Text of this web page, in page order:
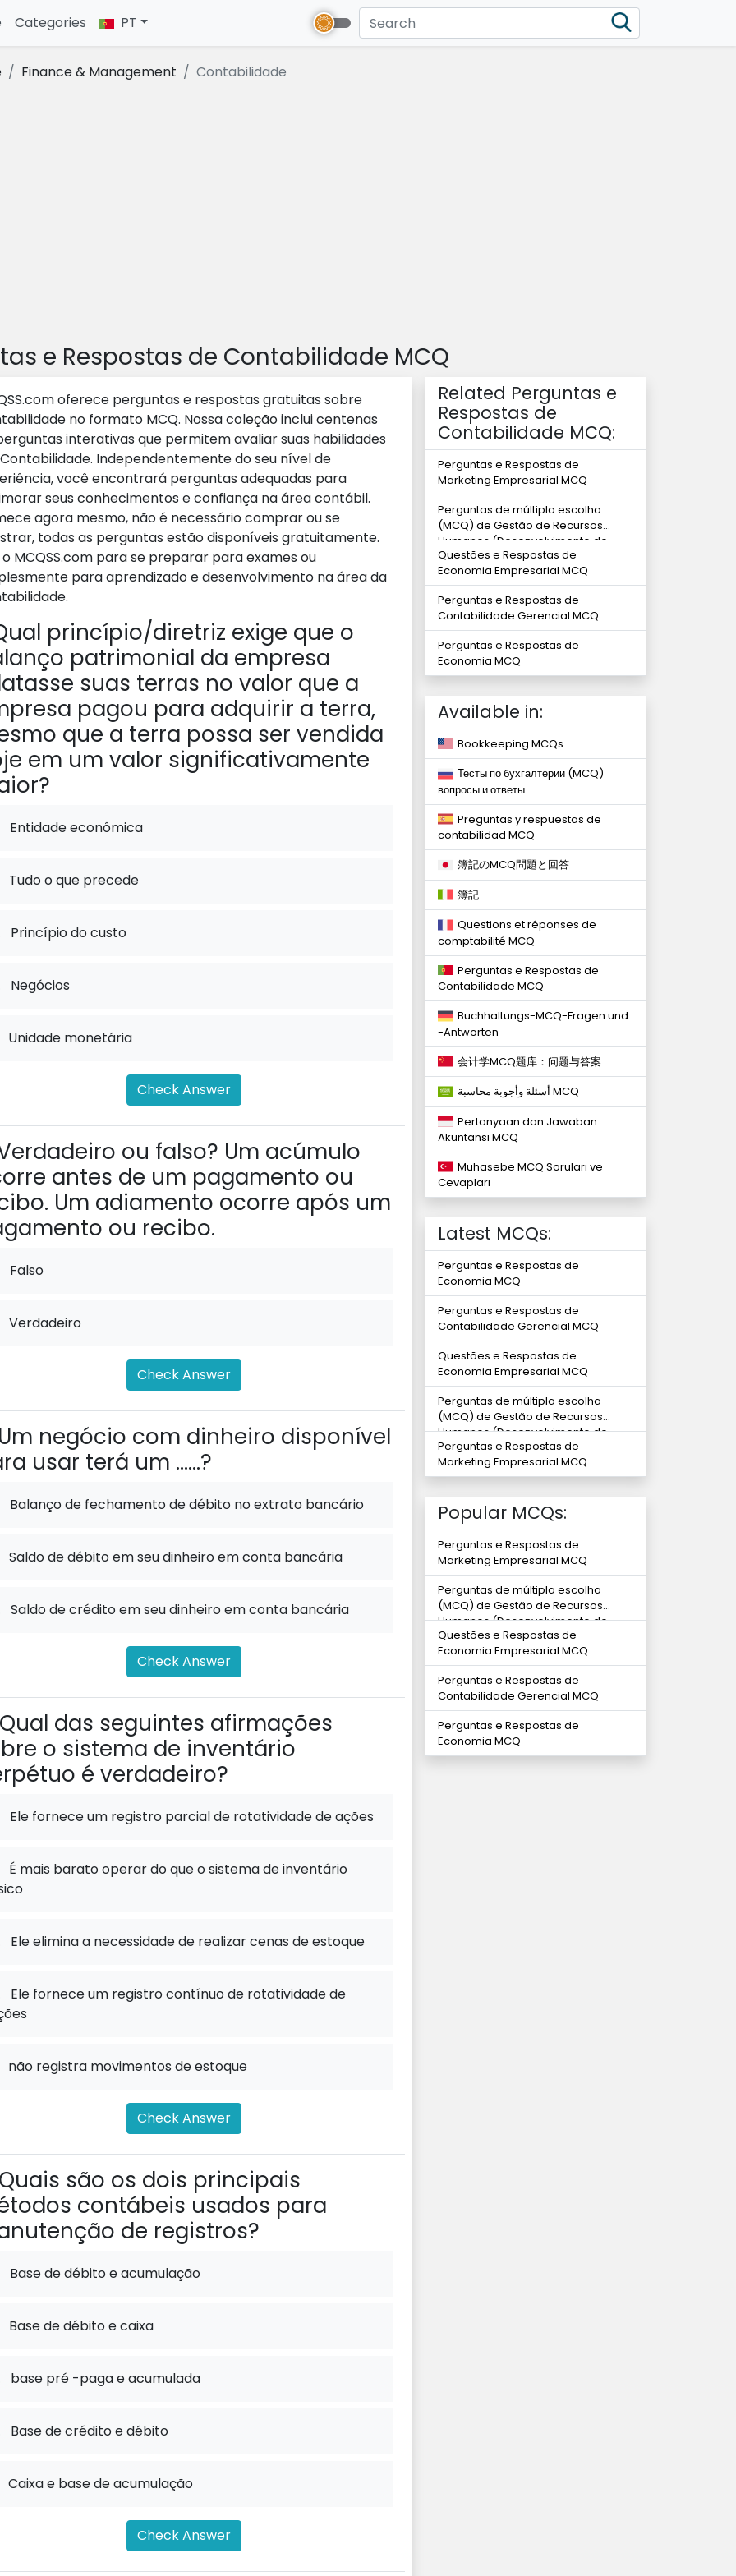
(current)
Categories PT
Finance & Management Contabilidade
e Respostas de Contabilidade MCQ
oferece perguntas e respostas gratuitas sobre
no formato MCQ. Nossa coleção inclui centenas
interativas que permitem avaliar suas habilidades
Independentemente do seu nível de
você encontrará perguntas adequadas para
seus conhecimentos e confiança na área contábil.
agora mesmo, não é necessário comprar ou se
todas as perguntas estão disponíveis gratuitamente.
o MCQSS.com para se preparar para exames ou
para aprendizado e desenvolvimento na área da
princípio/diretriz exige que o
patrimonial da empresa
suas terras no valor que a
pagou para adquirir a terra,
que a terra possa ser vendida
em um valor significativamente
Entidade econômica
Tudo o que precede
Princípio do custo
Negócios
Unidade monetária
Check Answer
ou falso? Um acúmulo
antes de um pagamento ou
Um adiamento ocorre após um
ou recibo.
Falso
Verdadeiro
Check Answer
Um negócio com dinheiro disponível
usar terá um ......?
Balanço de fechamento de débito no extrato bancário
Saldo de débito em seu dinheiro em conta bancária
Saldo de crédito em seu dinheiro em conta bancária
Check Answer
Qual das seguintes afirmações
o sistema de inventário
é verdadeiro?
Ele fornece um registro parcial de rotatividade de ações
É mais barato operar do que o sistema de inventário
Ele elimina a necessidade de realizar cenas de estoque
Ele fornece um registro contínuo de rotatividade de
não registra movimentos de estoque
Check Answer
Quais são os dois principais
contábeis usados ​​para
de registros?
Base de débito e acumulação
Base de débito e caixa
base pré -paga e acumulada
Base de crédito e débito
Caixa e base de acumulação
Check Answer
Related Perguntas e
Respostas de
Contabilidade MCQ:
Perguntas e Respostas de
Marketing Empresarial MCQ
Perguntas de múltipla escolha
(MCQ) de Gestão de Recursos
Humanos (Desenvolvimento de
habilidades)
Questões e Respostas de
Economia Empresarial MCQ
Perguntas e Respostas de
Contabilidade Gerencial MCQ
Perguntas e Respostas de
Economia MCQ
Available in:
Bookkeeping MCQs
Тесты по бухгалтерии (MCQ)
вопросы и ответы
Preguntas y respuestas de
contabilidad MCQ
簿記のMCQ問題と回答
簿記
Questions et réponses de
comptabilité MCQ
Perguntas e Respostas de
Contabilidade MCQ
Buchhaltungs-MCQ-Fragen und
-Antworten
会计学MCQ题库：问题与答案
أسئلة وأجوبة محاسبة MCQ
Pertanyaan dan Jawaban
Akuntansi MCQ
Muhasebe MCQ Soruları ve
Cevapları
Latest MCQs:
Perguntas e Respostas de
Economia MCQ
Perguntas e Respostas de
Contabilidade Gerencial MCQ
Questões e Respostas de
Economia Empresarial MCQ
Perguntas de múltipla escolha
(MCQ) de Gestão de Recursos
Humanos (Desenvolvimento de
habilidades)
Perguntas e Respostas de
Marketing Empresarial MCQ
Popular MCQs:
Perguntas e Respostas de
Marketing Empresarial MCQ
Perguntas de múltipla escolha
(MCQ) de Gestão de Recursos
Humanos (Desenvolvimento de
habilidades)
Questões e Respostas de
Economia Empresarial MCQ
Perguntas e Respostas de
Contabilidade Gerencial MCQ
Perguntas e Respostas de
Economia MCQ